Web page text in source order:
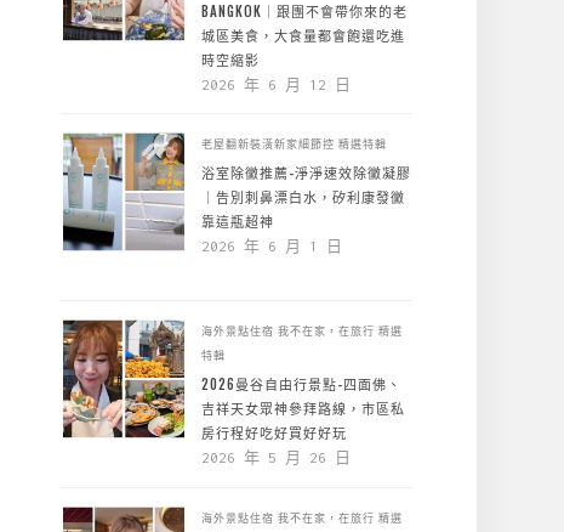
BANGKOK｜跟團不會帶你來的老
城區美食，大食量都會飽還吃進
時空縮影
2026 年 6 月 12 日
老屋翻新裝潢新家細節控 精選特輯
浴室除黴推薦-淨淨速效除黴凝膠
｜告別刺鼻漂白水，矽利康發黴
靠這瓶超神
2026 年 6 月 1 日
海外景點住宿 我不在家，在旅行 精選
特輯
2026曼谷自由行景點-四面佛、
吉祥天女眾神參拜路線，市區私
房行程好吃好買好好玩
2026 年 5 月 26 日
海外景點住宿 我不在家，在旅行 精選